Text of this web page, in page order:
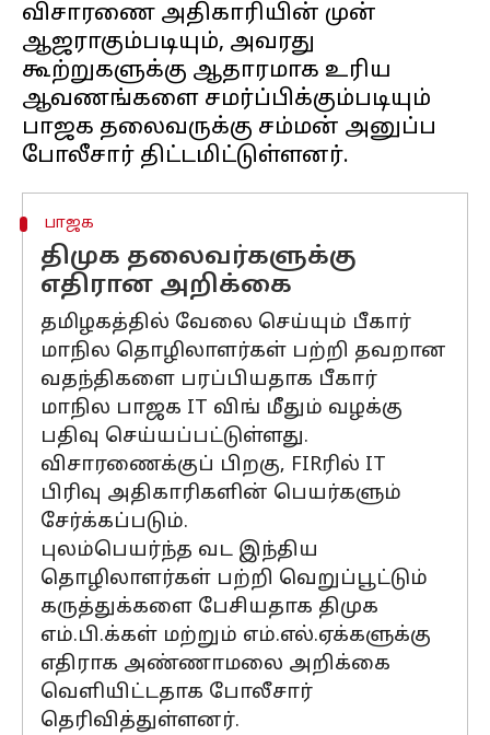
விசாரணை அதிகாரியின் முன்
ஆஜராகும்படியும், அவரது
கூற்றுகளுக்கு ஆதாரமாக உரிய
ஆவணங்களை சமர்ப்பிக்கும்படியும்
பாஜக தலைவருக்கு சம்மன் அனுப்ப
பாஜக
திமுக தலைவர்களுக்கு
எதிரான அறிக்கை
தமிழகத்தில் வேலை செய்யும் பீகார்
மாநில தொழிலாளர்கள் பற்றி தவறான
வதந்திகளை பரப்பியதாக பீகார்
மாநில பாஜக IT விங் மீதும் வழக்கு
பதிவு செய்யப்பட்டுள்ளது.
விசாரணைக்குப் பிறகு, FIRரில் IT
பிரிவு அதிகாரிகளின் பெயர்களும்
சேர்க்கப்படும்.
புலம்பெயர்ந்த வட இந்திய
தொழிலாளர்கள் பற்றி வெறுப்பூட்டும்
கருத்துக்களை பேசியதாக திமுக
எம்.பி.க்கள் மற்றும் எம்.எல்.ஏக்களுக்கு
எதிராக அண்ணாமலை அறிக்கை
வெளியிட்டதாக போலீசார்
தெரிவித்துள்ளனர்.